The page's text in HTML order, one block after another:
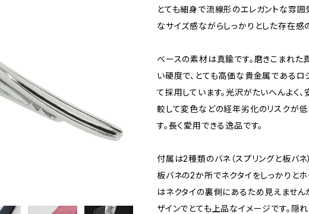
とても細身で流線形のエレガントな雰囲
なサイズ感ながらしっかりとした存在感
ベースの素材は真鍮です。磨きこまれた
い硬度で、とても高価な貴金属であるロ
て採用しています。光沢がたいへんよく
較して変色などの経年劣化のリスクが
す。長く愛用できる逸品です。
付属は2種類のバネ（スプリングと板バネ
板バネの2か所でネクタイをしっかりと
はネクタイの裏側にあるため見えません
ザインでとても上品なイメージです。隠